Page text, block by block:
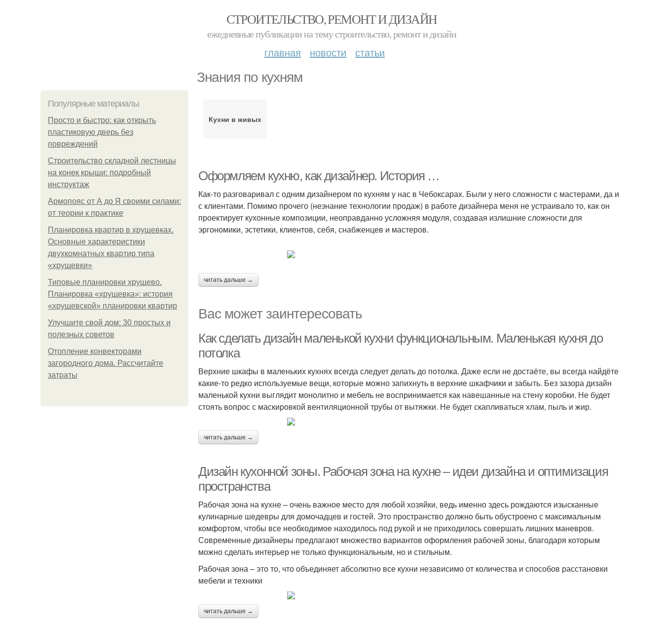
СТРОИТЕЛЬСТВО, РЕМОНТ И ДИЗАЙН
ежедневные публикации на тему строительство, ремонт и дизайн
главная новости статьи
Знания по кухням
Популярные материалы
Просто и быстро: как открыть
пластиковую дверь без
повреждений
Строительство складной лестницы
на конек крыши: подробный
инструктаж
Армопояс от А до Я своими силами:
от теории к практике
Планировка квартир в хрущевках.
Основные характеристики
двухкомнатных квартир типа
«хрущевки»
Типовые планировки хрущево.
Планировка «хрущевка»: история
«хрущевской» планировки квартир
Улучшите свой дом: 30 простых и
полезных советов
Отопление конвекторами
загородного дома. Рассчитайте
затраты
Кухни в живых
Оформляем кухню, как дизайнер. История …
Как-то разговаривал с одним дизайнером по кухням у нас в Чебоксарах. Были у него сложности с мастерами, да и
с клиентами. Помимо прочего (незнание технологии продаж) в работе дизайнера меня не устраивало то, как он
проектирует кухонные композиции, неоправданно усложняя модуля, создавая излишние сложности для
эргономики, эстетики, клиентов, себя, снабженцев и мастеров.
читать дальше →
Вас может заинтересовать
Как сделать дизайн маленькой кухни функциональным. Маленькая кухня до
потолка
Верхние шкафы в маленьких кухнях всегда следует делать до потолка. Даже если не достаёте, вы всегда найдёте
какие-то редко используемые вещи, которые можно запихнуть в верхние шкафчики и забыть. Без зазора дизайн
маленькой кухни выглядит монолитно и мебель не воспринимается как навешанные на стену коробки. Не будет
стоять вопрос с маскировкой вентиляционной трубы от вытяжки. Не будет скапливаться хлам, пыль и жир.
читать дальше →
Дизайн кухонной зоны. Рабочая зона на кухне – идеи дизайна и оптимизация
пространства
Рабочая зона на кухне – очень важное место для любой хозяйки, ведь именно здесь рождаются изысканные
кулинарные шедевры для домочадцев и гостей. Это пространство должно быть обустроено с максимальным
комфортом, чтобы все необходимое находилось под рукой и не приходилось совершать лишних маневров.
Современные дизайнеры предлагают множество вариантов оформления рабочей зоны, благодаря которым
можно сделать интерьер не только функциональным, но и стильным.
Рабочая зона – это то, что объединяет абсолютно все кухни независимо от количества и способов расстановки
мебели и техники
читать дальше →